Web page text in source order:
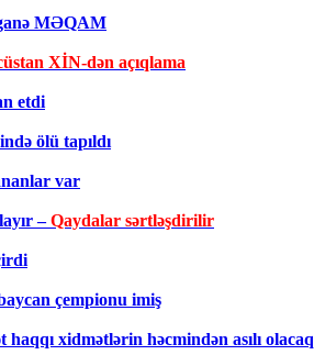
MƏQAM
XİN-dən açıqlama
etdi
ölü tapıldı
var
–Qaydalar sərtləşdirilir
çempionu imiş
xidmətlərin həcmindən asılı olacaq